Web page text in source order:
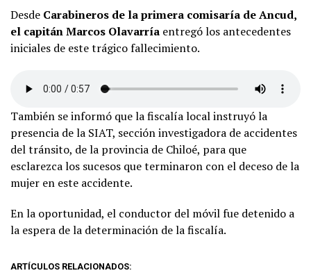
Desde Carabineros de la primera comisaría de Ancud,
el capitán Marcos Olavarría entregó los antecedentes
iniciales de este trágico fallecimiento.
También se informó que la fiscalía local instruyó la
presencia de la SIAT, sección investigadora de accidentes
del tránsito, de la provincia de Chiloé, para que
esclarezca los sucesos que terminaron con el deceso de la
mujer en este accidente.
En la oportunidad, el conductor del móvil fue detenido a
la espera de la determinación de la fiscalía.
ARTÍCULOS RELACIONADOS: